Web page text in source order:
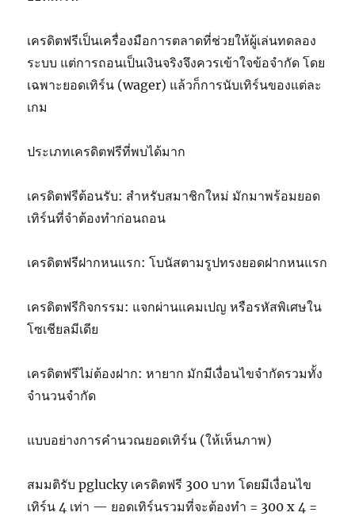
เครดิตฟรีเป็นเครื่องมือการตลาดที่ช่วยให้ผู้เล่นทดลอง
ระบบ แต่การถอนเป็นเงินจริงจึงควรเข้าใจข้อจำกัด โดย
เฉพาะยอดเทิร์น (wager) แล้วก็การนับเทิร์นของแต่ละ
เกม
ประเภทเครดิตฟรีที่พบได้มาก
เครดิตฟรีต้อนรับ: สำหรับสมาชิกใหม่ มักมาพร้อมยอด
เทิร์นที่จำต้องทำก่อนถอน
เครดิตฟรีฝากหนแรก: โบนัสตามรูปทรงยอดฝากหนแรก
เครดิตฟรีกิจกรรม: แจกผ่านแคมเปญ หรือรหัสพิเศษใน
โซเชียลมีเดีย
เครดิตฟรีไม่ต้องฝาก: หายาก มักมีเงื่อนไขจำกัดรวมทั้ง
จำนวนจำกัด
แบบอย่างการคำนวณยอดเทิร์น (ให้เห็นภาพ)
สมมติรับ pglucky เครดิตฟรี 300 บาท โดยมีเงื่อนไข
เทิร์น 4 เท่า — ยอดเทิร์นรวมที่จะต้องทำ = 300 x 4 =